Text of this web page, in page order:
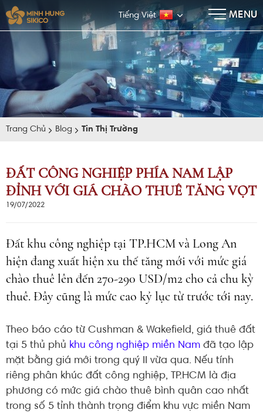
Tiếng Việt MENU
×
E-BROCHURE
Trang Chủ Blog Tin Thị Trường
ĐẤT CÔNG NGHIỆP PHÍA NAM LẬP
ĐỈNH VỚI GIÁ CHÀO THUÊ TĂNG VỌT
19/07/2022
Đất khu công nghiệp tại TP.HCM và Long An
hiện đang xuất hiện xu thế tăng mới với mức giá
chào thuê lên đến 270-290 USD/m2 cho cả chu kỳ
thuê. Đây cũng là mức cao kỷ lục từ trước tới nay.
Theo báo cáo từ Cushman & Wakefield, giá thuê đất
tại 5 thủ phủ khu công nghiệp miền Nam đã tạo lập
mặt bằng giá mới trong quý II vừa qua. Nếu tính
riêng phân khúc đất công nghiệp, TP.HCM là địa
phương có mức giá chào thuê bình quân cao nhất
trong số 5 tỉnh thành trọng điểm khu vực miền Nam